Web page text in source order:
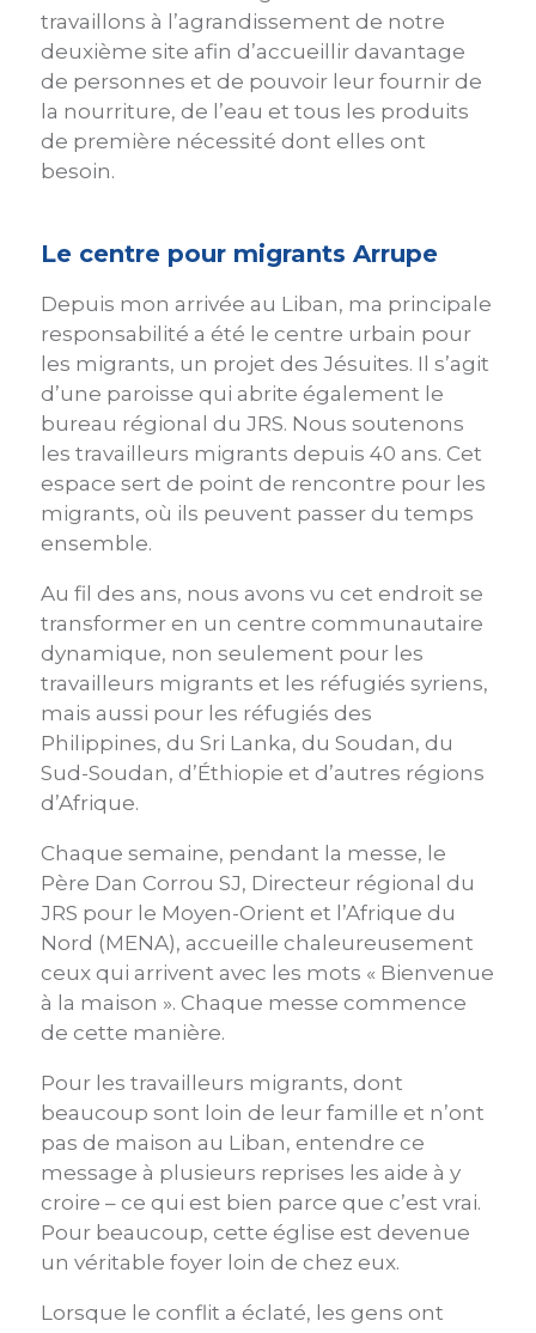
travaillons à l’agrandissement de notre
deuxième site afin d’accueillir davantage
de personnes et de pouvoir leur fournir de
la nourriture, de l’eau et tous les produits
de première nécessité dont elles ont
besoin.
Le centre pour migrants Arrupe
Depuis mon arrivée au Liban, ma principale
responsabilité a été le centre urbain pour
les migrants, un projet des Jésuites. Il s’agit
d’une paroisse qui abrite également le
bureau régional du JRS. Nous soutenons
les travailleurs migrants depuis 40 ans. Cet
espace sert de point de rencontre pour les
migrants, où ils peuvent passer du temps
ensemble.
Au fil des ans, nous avons vu cet endroit se
transformer en un centre communautaire
dynamique, non seulement pour les
travailleurs migrants et les réfugiés syriens,
mais aussi pour les réfugiés des
Philippines, du Sri Lanka, du Soudan, du
Sud-Soudan, d’Éthiopie et d’autres régions
d’Afrique.
Chaque semaine, pendant la messe, le
Père Dan Corrou SJ, Directeur régional du
JRS pour le Moyen-Orient et l’Afrique du
Nord (MENA), accueille chaleureusement
ceux qui arrivent avec les mots « Bienvenue
à la maison ». Chaque messe commence
de cette manière.
Pour les travailleurs migrants, dont
beaucoup sont loin de leur famille et n’ont
pas de maison au Liban, entendre ce
message à plusieurs reprises les aide à y
croire – ce qui est bien parce que c’est vrai.
Pour beaucoup, cette église est devenue
un véritable foyer loin de chez eux.
Lorsque le conflit a éclaté, les gens ont